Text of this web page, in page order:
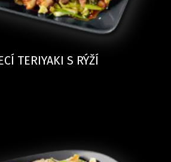
TERIYAKI S RÝŽÍ